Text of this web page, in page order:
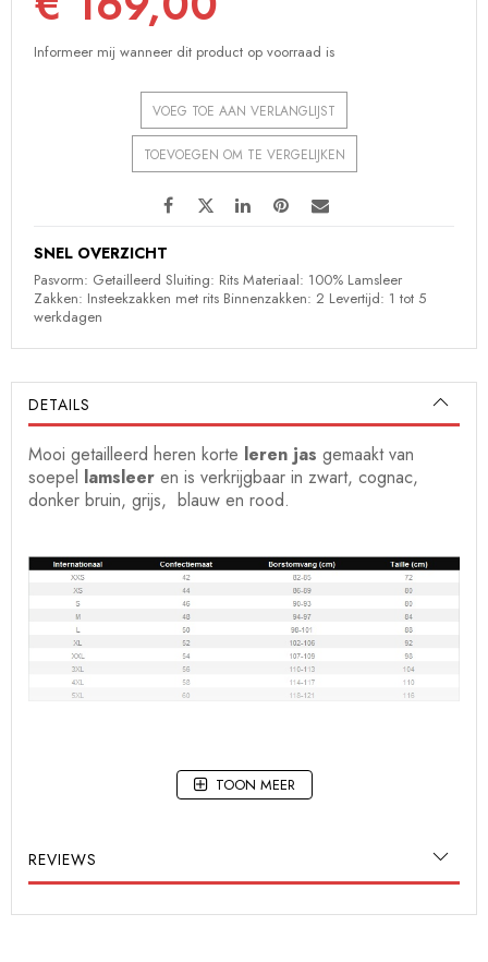
Informeer mij wanneer dit product op voorraad is
VOEG TOE AAN VERLANGLIJST
TOEVOEGEN OM TE VERGELIJKEN
SNEL OVERZICHT
Pasvorm: Getailleerd Sluiting: Rits Materiaal: 100% Lamsleer
Zakken: Insteekzakken met rits Binnenzakken: 2 Levertijd: 1 tot 5
werkdagen
DETAILS
Mooi getailleerd heren korte leren jas gemaakt van
soepel lamsleer en is verkrijgbaar in zwart, cognac,
donker bruin, grijs, blauw en rood.
TOON MEER
REVIEWS